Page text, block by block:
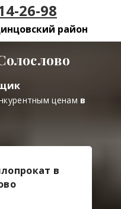
26-98
район
ценам в
в